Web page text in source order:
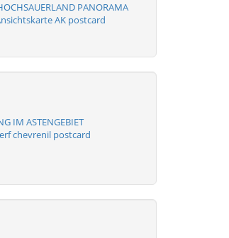
PANORAMA
AK postcard
IM ASTENGEBIET
chevrenil postcard